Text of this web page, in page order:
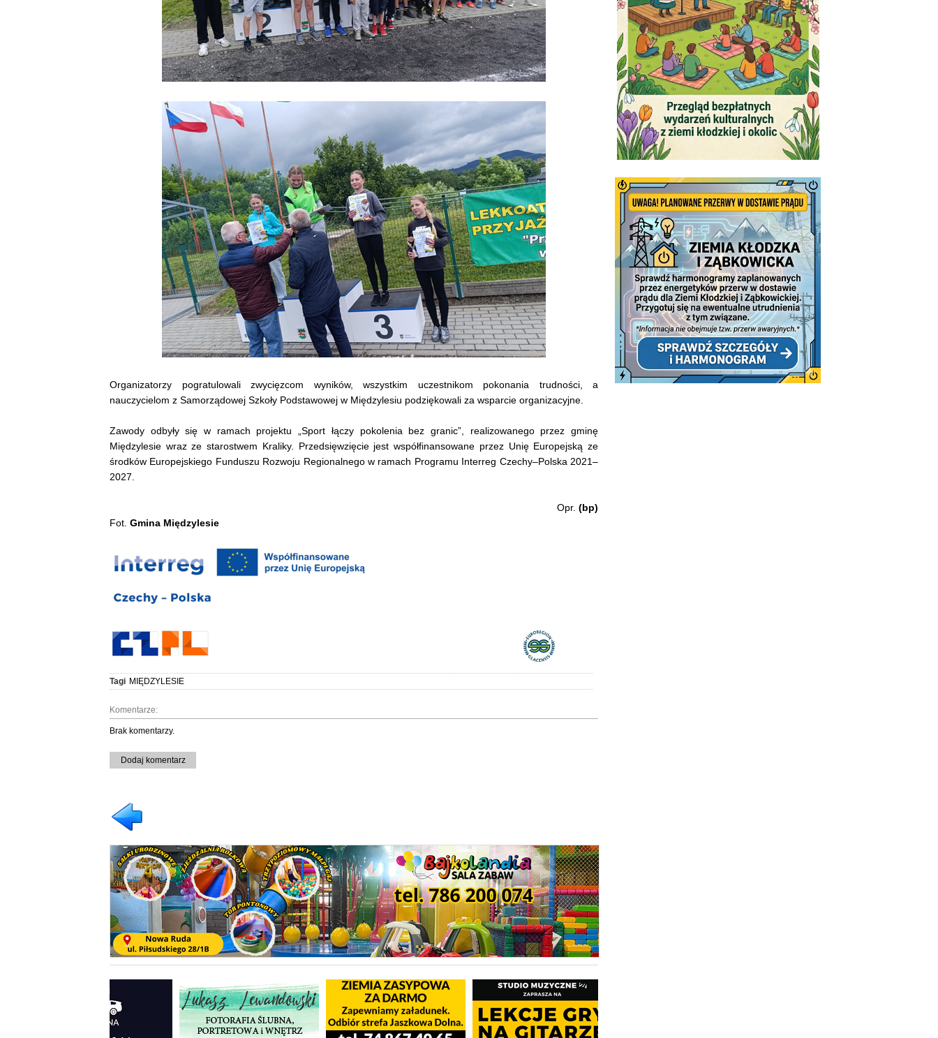
Organizatorzy pogratulowali zwycięzcom wyników, wszystkim uczestnikom pokonania trudności, a
nauczycielom z Samorządowej Szkoły Podstawowej w Międzylesiu podziękowali za wsparcie organizacyjne.
Zawody odbyły się w ramach projektu „Sport łączy pokolenia bez granic”, realizowanego przez gminę
Międzylesie wraz ze starostwem Kraliky. Przedsięwzięcie jest współfinansowane przez Unię Europejską ze
środków Europejskiego Funduszu Rozwoju Regionalnego w ramach Programu Interreg Czechy–Polska 2021–
2027.
Opr. (bp)
Fot. Gmina Międzylesie
Tagi MIĘDZYLESIE
Komentarze:
Brak komentarzy.
Dodaj komentarz